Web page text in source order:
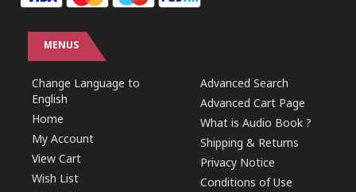
MENUS
Change Language to
English
Home
My Account
View Cart
Wish List
Advanced Search
Advanced Cart Page
What is Audio Book ?
Shipping & Returns
Privacy Notice
Conditions of Use